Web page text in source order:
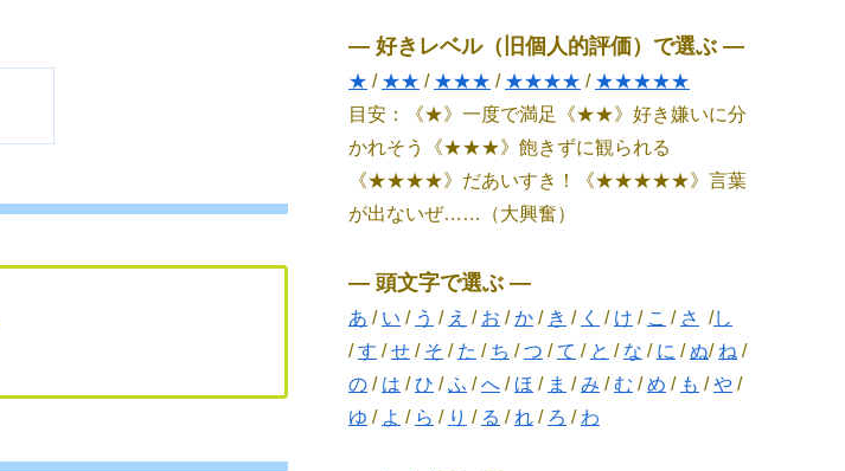
― 好きレベル（旧個人的評価）で選ぶ ―
★ / ★★ / ★★★ / ★★★★ / ★★★★★
目安：《★》一度で満足《★★》好き嫌いに分
かれそう《★★★》飽きずに観られる
《★★★★》だあいすき！《★★★★★》言葉
が出ないぜ……（大興奮）
― 頭文字で選ぶ ―
あ / い / う / え / お /か / き / く / け / こ / さ /し
/す /せ / そ / た / ち /つ /て / と / な / に /ぬ/ ね /
の / は /ひ /ふ /へ / ほ / ま /み /む /め / も /や /
ゆ / よ / ら / り / る / れ / ろ / わ